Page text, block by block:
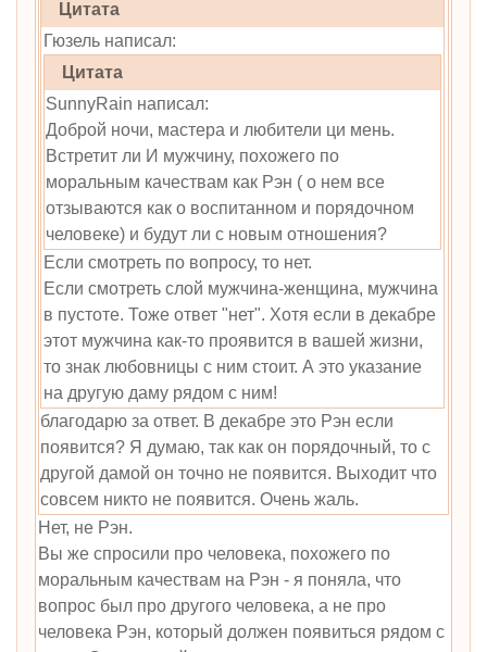
Цитата
Гюзель написал:
Цитата
SunnyRain написал:
Доброй ночи, мастера и любители ци мень.
Встретит ли И мужчину, похожего по
моральным качествам как Рэн ( о нем все
отзываются как о воспитанном и порядочном
человеке) и будут ли с новым отношения?
Если смотреть по вопросу, то нет.
Если смотреть слой мужчина-женщина, мужчина
в пустоте. Тоже ответ "нет". Хотя если в декабре
этот мужчина как-то проявится в вашей жизни,
то знак любовницы с ним стоит. А это указание
на другую даму рядом с ним!
благодарю за ответ. В декабре это Рэн если
появится? Я думаю, так как он порядочный, то с
другой дамой он точно не появится. Выходит что
совсем никто не появится. Очень жаль.
Нет, не Рэн.
Вы же спросили про человека, похожего по
моральным качествам на Рэн - я поняла, что
вопрос был про другого человека, а не про
человека Рэн, который должен появиться рядом с